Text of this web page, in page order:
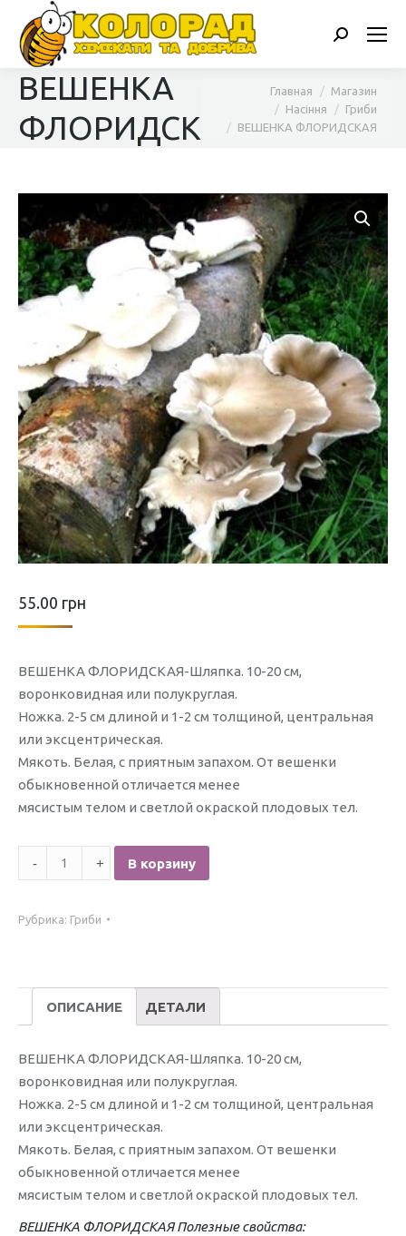
Поиск:
ВЕШЕНКА
ФЛОРИДСКАЯ
Главная
Магазин
Насіння
Гриби
ВЕШЕНКА ФЛОРИДСКАЯ
55.00 грн
ВЕШЕНКА ФЛОРИДСКАЯ-Шляпка. 10-20 см,
воронковидная или полукруглая.
Ножка. 2-5 см длиной и 1-2 см толщиной, центральная
или эксцентрическая.
Мякоть. Белая, с приятным запахом. От вешенки
обыкновенной отличается менее
мясистым телом и светлой окраской плодовых тел.
Количество
ВЕШЕНКА
В корзину
Рубрика: Гриби
ОПИСАНИЕ ДЕТАЛИ
ВЕШЕНКА ФЛОРИДСКАЯ-Шляпка. 10-20 см,
воронковидная или полукруглая.
Ножка. 2-5 см длиной и 1-2 см толщиной, центральная
или эксцентрическая.
Мякоть. Белая, с приятным запахом. От вешенки
обыкновенной отличается менее
мясистым телом и светлой окраской плодовых тел.
ВЕШЕНКА ФЛОРИДСКАЯ Полезные свойства: